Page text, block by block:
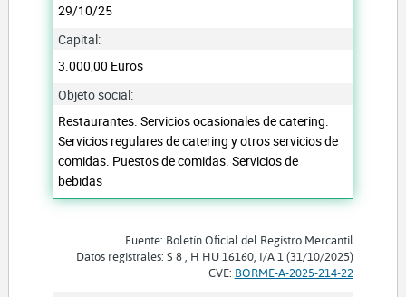
29/10/25
Capital:
3.000,00 Euros
Objeto social:
Restaurantes. Servicios ocasionales de catering.
Servicios regulares de catering y otros servicios de
comidas. Puestos de comidas. Servicios de
bebidas
Fuente: Boletín Oficial del Registro Mercantil
Datos registrales: S 8 , H HU 16160, I/A 1 (31/10/2025)
CVE: BORME-A-2025-214-22